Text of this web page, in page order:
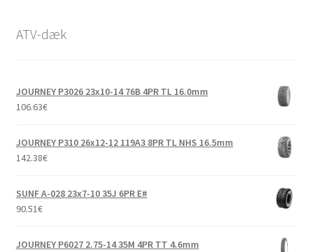
ATV-dæk
JOURNEY P3026 23x10-14 76B 4PR TL 16.0mm
106.63€
JOURNEY P310 26x12-12 119A3 8PR TL NHS 16.5mm
142.38€
SUNF A-028 23x7-10 35J 6PR E#
90.51€
JOURNEY P6027 2.75-14 35M 4PR TT 4.6mm